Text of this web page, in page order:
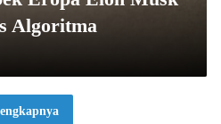
Algoritma